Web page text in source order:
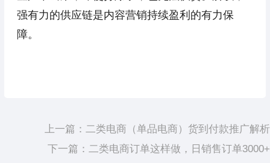
强有力的供应链是内容营销持续盈利的有力保
障。
上一篇： 二类电商（单品电商）货到付款推广解析
下一篇： 二类电商订单这样做，日销售订单3000+